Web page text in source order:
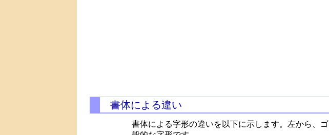
書体による違い
書体による字形の違いを以下に示します。左から、